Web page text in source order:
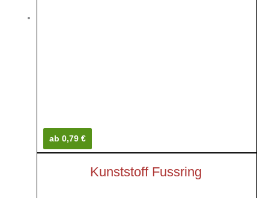
ab 0,79 €
Kunststoff Fussring